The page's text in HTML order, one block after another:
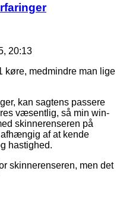
20:13
køre, medmindre man lige
kan sagtens passere
væsentlig, så min win-
skinnerenseren på
af at kende
hastighed.
skinnerenseren, men det